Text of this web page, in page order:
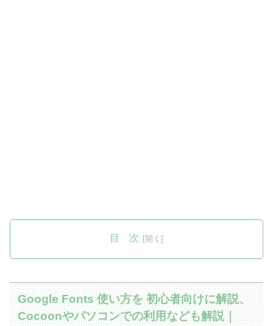
目 次
Google Fonts 使い方を 初心者向けに解説、
Cocoonやパソコンでの利用なども解説｜